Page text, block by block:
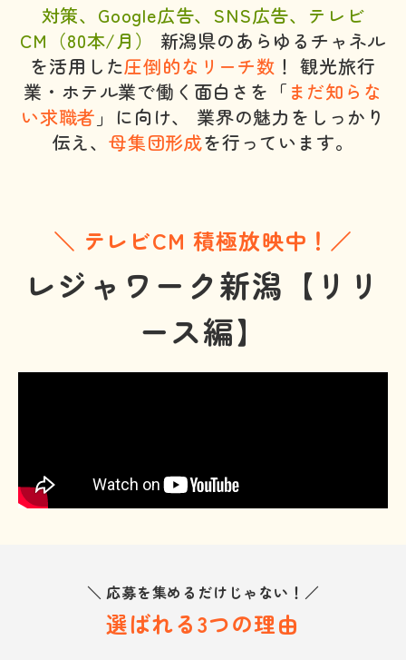
対策、Google広告、SNS広告、テレビ
CM（80本/月）
新潟県のあらゆるチャネル
を活用した圧倒的なリーチ数 ！ 観光旅行
業・ホテル業で働く面白さを「 まだ知らな
い求職者 」に向け、
業界の魅力をしっかり
伝え、 母集団形成を行っています。
＼ テレビCM 積極放映中！／
レジャワーク新潟【リリ
ース編】
＼ 応募を集めるだけじゃない！／
選ばれる3つの理由